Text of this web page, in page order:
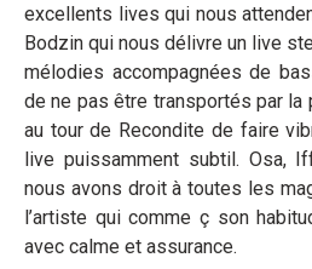
excellents lives qui nous
Bodzin qui nous délivre un live
mélodies accompagnées de
de ne pas être transportés par la
au tour de Recondite de faire
live puissamment subtil. Osa,
nous avons droit à toutes les
l’artiste qui comme ç son
avec calme et assurance.